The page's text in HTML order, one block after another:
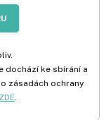
dochází ke sbírání a
zásadách ochrany
ZDE.